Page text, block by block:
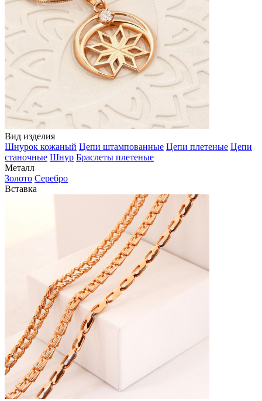
Вид изделия
Шнурок кожаный Цепи штампованные Цепи плетеные Цепи
станочные Шнур Браслеты плетеные
Металл
Золото Серебро
Вставка